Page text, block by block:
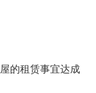
的租赁事宜达成